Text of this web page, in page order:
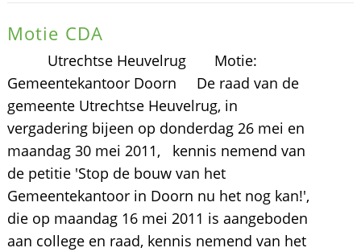
Motie CDA
Utrechtse Heuvelrug Motie:
Gemeentekantoor Doorn De raad van de
gemeente Utrechtse Heuvelrug, in
vergadering bijeen op donderdag 26 mei en
maandag 30 mei 2011, kennis nemend van
de petitie 'Stop de bouw van het
Gemeentekantoor in Doorn nu het nog kan!',
die op maandag 16 mei 2011 is aangeboden
aan college en raad, kennis nemend van het